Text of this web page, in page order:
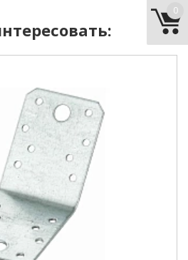
перфорированный
равносторонний
0